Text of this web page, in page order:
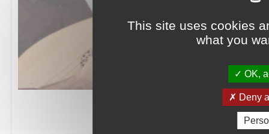
This site uses cookies
what you
OK,
Deny